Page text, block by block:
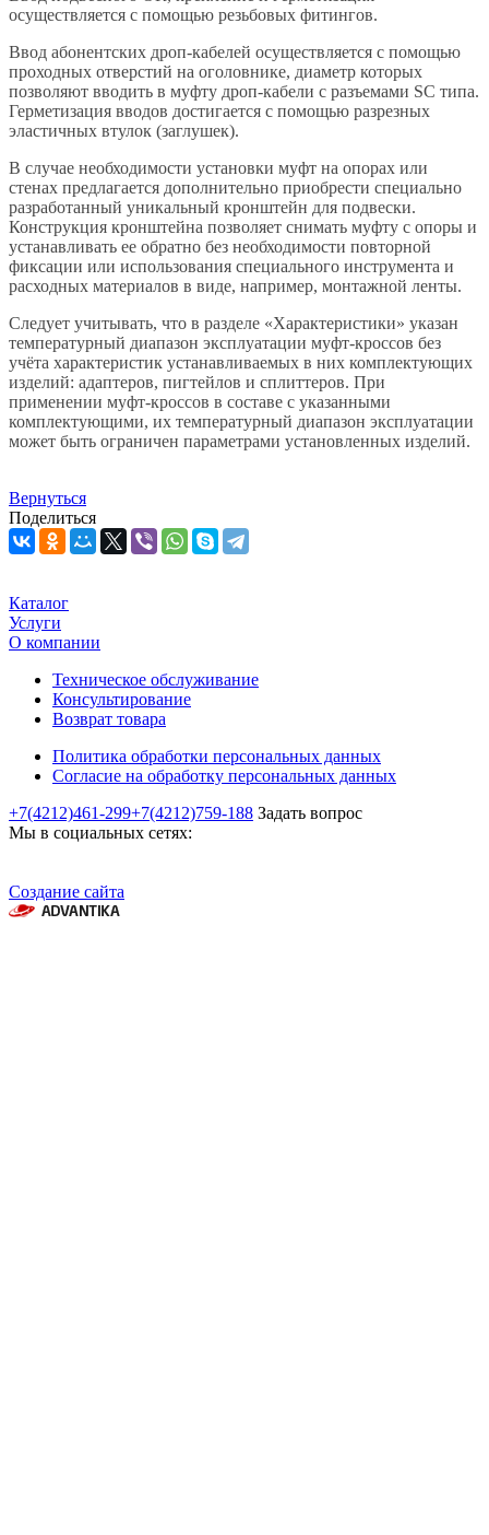
осуществляется с помощью резьбовых фитингов.
Ввод абонентских дроп-кабелей осуществляется с помощью
проходных отверстий на оголовнике, диаметр которых
позволяют вводить в муфту дроп-кабели с разъемами SC типа.
Герметизация вводов достигается с помощью разрезных
эластичных втулок (заглушек).
В случае необходимости установки муфт на опорах или
стенах предлагается дополнительно приобрести специально
разработанный уникальный кронштейн для подвески.
Конструкция кронштейна позволяет снимать муфту с опоры и
устанавливать ее обратно без необходимости повторной
фиксации или использования специального инструмента и
расходных материалов в виде, например, монтажной ленты.
Следует учитывать, что в разделе «Характеристики» указан
температурный диапазон эксплуатации муфт-кроссов без
учёта характеристик устанавливаемых в них комплектующих
изделий: адаптеров, пигтейлов и сплиттеров. При
применении муфт-кроссов в составе с указанными
комплектующими, их температурный диапазон эксплуатации
может быть ограничен параметрами установленных изделий.
Вернуться
Поделиться
Каталог
Услуги
О компании
Техническое обслуживание
Консультирование
Возврат товара
Политика обработки персональных данных
Согласие на обработку персональных данных
+7(4212)461-299+7(4212)759-188 Задать вопрос
Мы в социальных сетях:
Создание сайта